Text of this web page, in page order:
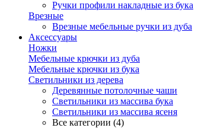
Ручки профили накладные из бука
Врезные
Врезные мебельные ручки из дуба
Аксессуары
Ножки
Мебельные крючки из дуба
Мебельные крючки из бука
Светильники из дерева
Деревянные потолочные чаши
Светильники из массива бука
Светильники из массива ясеня
Все категории (4)